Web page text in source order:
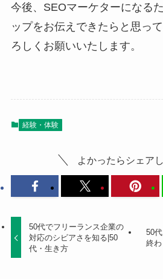
今後、SEOマーケターになる
ップをお伝えできたらと思っ
ろしくお願いいたします。
経験・体験
よかったらシェア
50代でフリーランス企業の
対応のシビアさを知る|50
代・生き方
50
終